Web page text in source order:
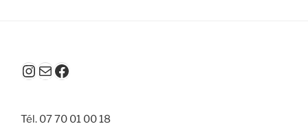
Instagram
E-mailFacebook
Tél. 07 70 01 00 18